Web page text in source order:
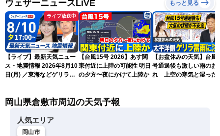
ウェザーニュースLiVE もっと見る
ライブ放送中
【ライブ】最新天気ニュー
ス・地震情報 2026年8月10
日(月) ／東海などゲリラ雷
ュースLiVEイブニング・駒
【台風15号 2026】あす関
東付近に上陸の可能性 明日
の夕方〜夜にかけて上陸か
【お盆休みの天気】台風
号通過後も激しい雨のお
れ 上空の寒気と湿った
岡山県倉敷市周辺の天気予報
人気エリア
岡山市